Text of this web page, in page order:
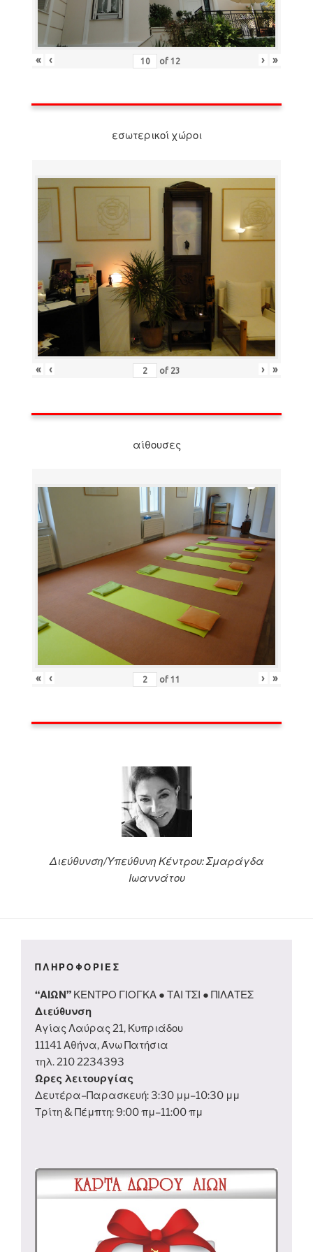
« ‹ of 12 › »
εσωτερικοί χώροι
« ‹ of 23 › »
αίθουσες
« ‹ of 11 › »
Διεύθυνση/Υπεύθυνη Κέντρου: Σμαράγδα
Ιωαννάτου
ΠΛΗΡΟΦΟΡΙΕΣ
“ΑΙΩΝ” ΚΕΝΤΡΟ ΓΙΟΓΚΑ ● ΤΑΙ ΤΣΙ ● ΠΙΛΑΤΕΣ
Διεύθυνση
Αγίας Λαύρας 21, Κυπριάδου
11141 Αθήνα, Άνω Πατήσια
τηλ. 210 2234393
Ωρες λειτουργίας
Δευτέρα–Παρασκευή: 3:30 μμ–10:30 μμ
Τρίτη & Πέμπτη: 9:00 πμ–11:00 πμ